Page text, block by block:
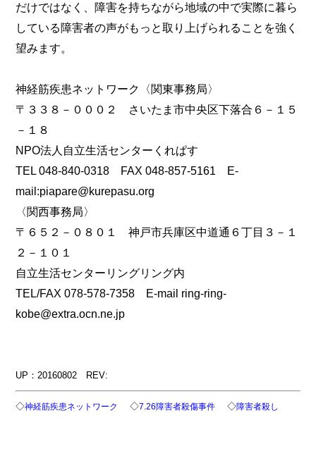
だけではなく、障害を持ちながら地域の中で実際に暮ら
している障害者の声がもっと取り上げられることを強く
望みます。
神経筋疾患ネットワーク〈関東事務局〉
〒３３８－０００２ さいたま市中央区下落合６－１５
－１８
NPO法人自立生活センターくれぱす
TEL 048-840-0318 FAX 048-857-5161 E-
mail:piapare@kurepasu.org
〈関西事務局〉
〒６５２－０８０１ 神戸市兵庫区中道通６丁目３－１
２－１０１
自立生活センターリングリング内
TEL/FAX 078-578-7358 E-mail ring-ring-
kobe@extra.ocn.ne.jp
UP：20160802 REV:
◇神経筋疾患ネットワーク ◇7.26障害者殺傷事件 ◇障害者殺し